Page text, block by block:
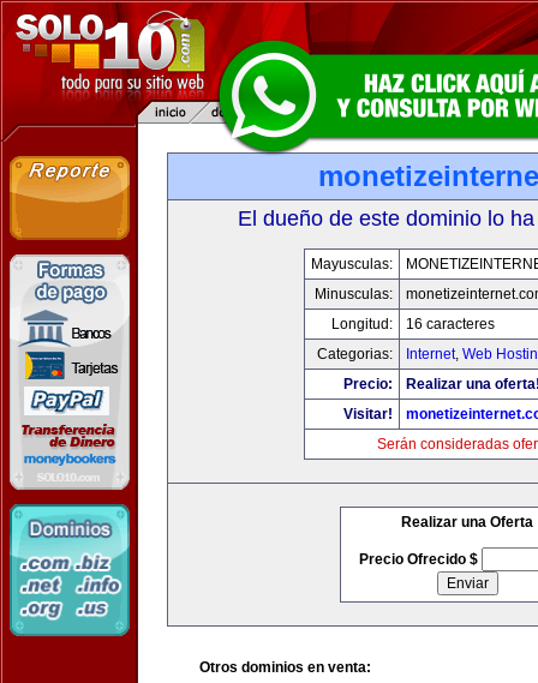
El dueño de este dominio lo
Mayusculas:
Minusculas:
Longitud:
16 caracteres
Categorias:
Internet, Web
Precio:
Realizar una
Visitar!
Serán consideradas
Realizar una Oferta
Precio Ofrecido $
Otros dominios en venta: